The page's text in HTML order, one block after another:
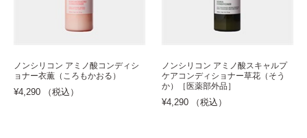
ノンシリコン アミノ酸コンディシ
ョナー衣薫（ころもかおる）
¥4,290 （税込）
ノンシリコン アミノ酸スキャルプ
ケアコンディショナー草花（そう
か）［医薬部外品］
¥4,290 （税込）